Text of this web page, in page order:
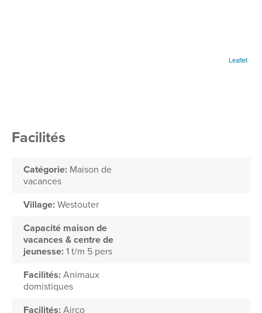
Leaflet
Facilités
Catégorie: Maison de
vacances
Village: Westouter
Capacité maison de
vacances & centre de
jeunesse: 1 t/m 5 pers
Facilités: Animaux
domistiques
Facilités: Airco